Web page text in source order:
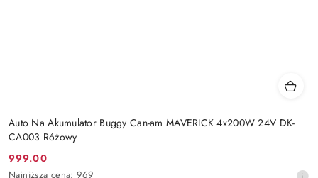
Auto Na Akumulator Buggy Can-am MAVERICK 4x200W 24V DK-
CA003 Różowy
Cena
999.00
Najniższa
Najniższa cena: 969